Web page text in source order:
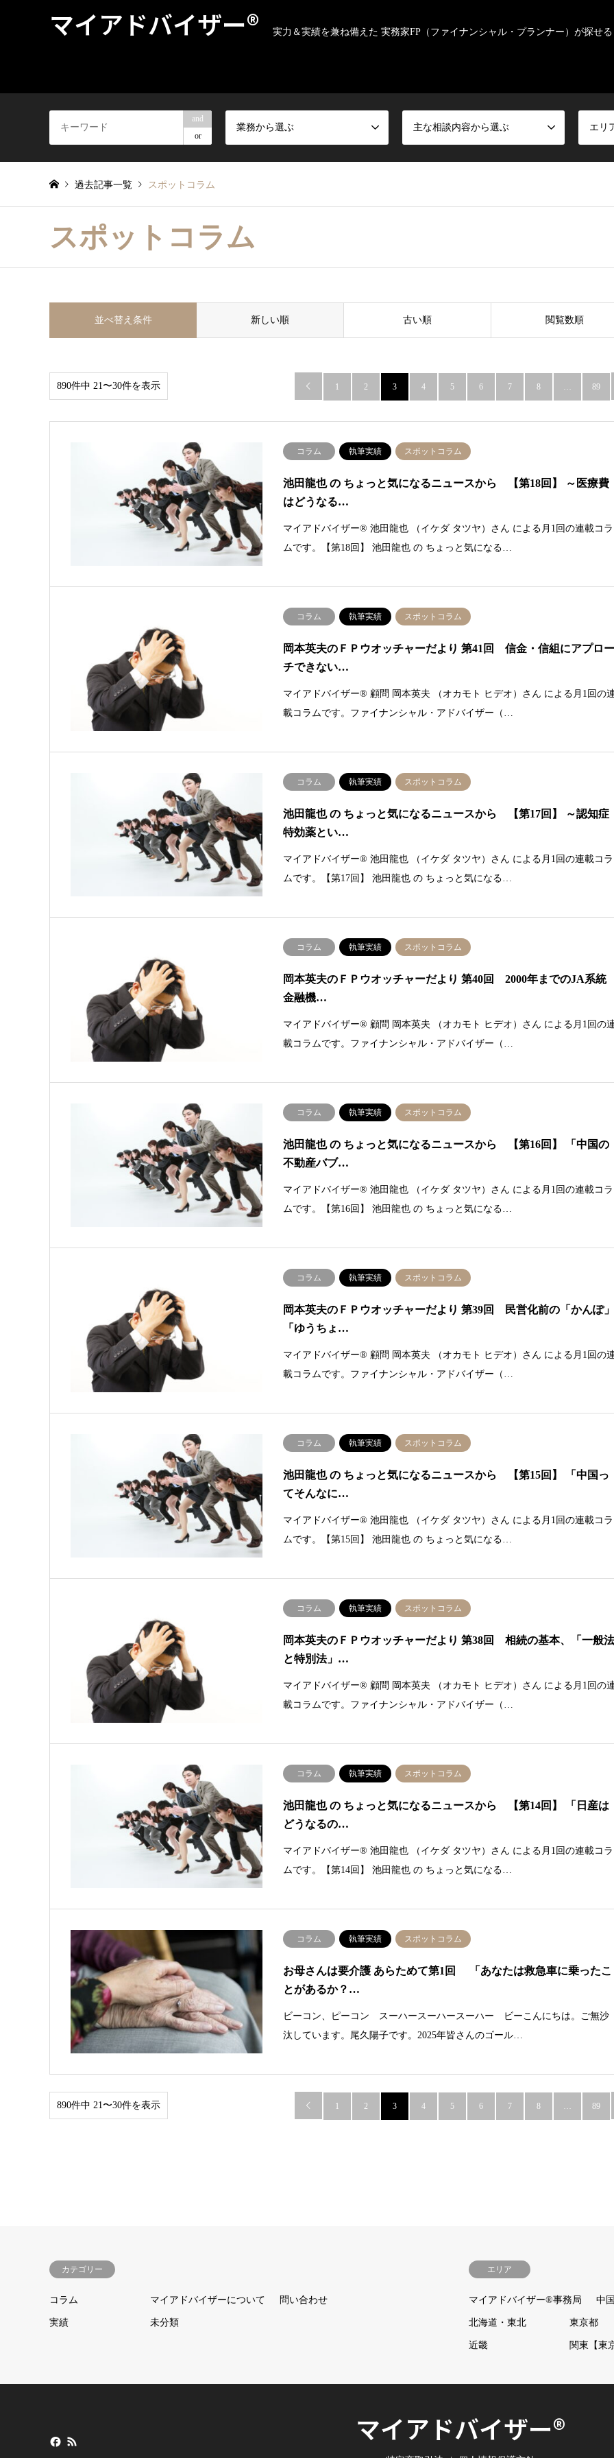
マイアドバイザー® 実力＆実績を兼ね備えた 実務家FP（ファイナンシャル・プランナー）が探せ
and
or
業務から選ぶ 主な相談内容から選ぶ エリ
過去記事一覧 スポットコラム
スポットコラム
並べ替え条件 新しい順 古い順 閲覧数順
890件中 21〜30件を表示  1 2 3 4 5 6 7 8 … 89
コラム 執筆実績 スポットコラム
池田龍也 の ちょっと気になるニュースから 【第18回】 ～医療費
はどうなる…
マイアドバイザー® 池田龍也 （イケダ タツヤ）さん による月1回の連載コラ
ムです。【第18回】 池田龍也 の ちょっと気になる…
コラム 執筆実績 スポットコラム
岡本英夫のＦＰウオッチャーだより 第41回 信金・信組にアプロ
チできない…
マイアドバイザー® 顧問 岡本英夫 （オカモト ヒデオ）さん による月1回の
載コラムです。ファイナンシャル・アドバイザー（…
コラム 執筆実績 スポットコラム
池田龍也 の ちょっと気になるニュースから 【第17回】 ～認知症
特効薬とい…
マイアドバイザー® 池田龍也 （イケダ タツヤ）さん による月1回の連載コラ
ムです。【第17回】 池田龍也 の ちょっと気になる…
コラム 執筆実績 スポットコラム
岡本英夫のＦＰウオッチャーだより 第40回 2000年までのJA系統
金融機…
マイアドバイザー® 顧問 岡本英夫 （オカモト ヒデオ）さん による月1回の
載コラムです。ファイナンシャル・アドバイザー（…
コラム 執筆実績 スポットコラム
池田龍也 の ちょっと気になるニュースから 【第16回】 「中国の
不動産バブ…
マイアドバイザー® 池田龍也 （イケダ タツヤ）さん による月1回の連載コラ
ムです。【第16回】 池田龍也 の ちょっと気になる…
コラム 執筆実績 スポットコラム
岡本英夫のＦＰウオッチャーだより 第39回 民営化前の「かんぽ
「ゆうちょ…
マイアドバイザー® 顧問 岡本英夫 （オカモト ヒデオ）さん による月1回の
載コラムです。ファイナンシャル・アドバイザー（…
コラム 執筆実績 スポットコラム
池田龍也 の ちょっと気になるニュースから 【第15回】 「中国っ
てそんなに…
マイアドバイザー® 池田龍也 （イケダ タツヤ）さん による月1回の連載コラ
ムです。【第15回】 池田龍也 の ちょっと気になる…
コラム 執筆実績 スポットコラム
岡本英夫のＦＰウオッチャーだより 第38回 相続の基本、「一般
と特別法」…
マイアドバイザー® 顧問 岡本英夫 （オカモト ヒデオ）さん による月1回の
載コラムです。ファイナンシャル・アドバイザー（…
コラム 執筆実績 スポットコラム
池田龍也 の ちょっと気になるニュースから 【第14回】 「日産は
どうなるの…
マイアドバイザー® 池田龍也 （イケダ タツヤ）さん による月1回の連載コラ
ムです。【第14回】 池田龍也 の ちょっと気になる…
コラム 執筆実績 スポットコラム
お母さんは要介護 あらためて第1回 「あなたは救急車に乗ったこ
とがあるか？…
ビーコン、ピーコン スーハースーハースーハー ビーこんにちは。ご無沙
汰しています。尾久陽子です。2025年皆さんのゴール…
890件中 21〜30件を表示  1 2 3 4 5 6 7 8 … 89
カテゴリー
コラム マイアドバイザーについて 問い合わせ
実績 未分類
エリア
マイアドバイザー®事務局 中
北海道・東北 東京都
近畿 関東【東
マイアドバイザー®